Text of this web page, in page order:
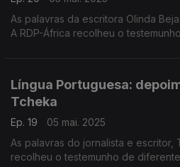
As palavras da escritora Olinda Beja.
A RDP-África recolheu o
Língua Portuguesa:
Tcheka
Ep. 19
05 mai. 2025
As palavras do jornalista e escritor,
recolheu o testemunho de